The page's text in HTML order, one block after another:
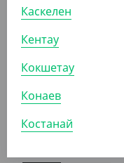
4 180
(83.60 /ШТ)
Упаковка для
Каскелен
Кентау
Кокшетау
Конаев
Костанай